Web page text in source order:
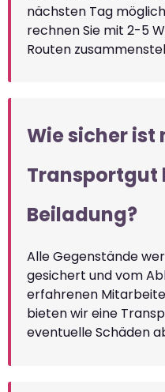
nächsten Tag
rechnen Sie mit 2-5
Routen
Wie sicher ist
Transportgut
Beiladung?
Alle Gegenstände
gesichert und vom
erfahrenen
bieten wir eine
eventuelle Schäden